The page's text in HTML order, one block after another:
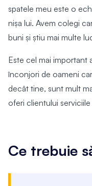
spatele meu este o
nișa lui. Avem colegi
buni și știu mai multe
Este cel mai important
înconjori de oameni
decât tine, sunt mult
oferi clientului
Ce trebuie